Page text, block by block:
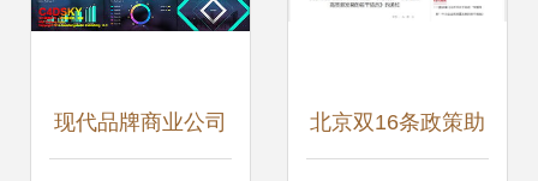
现代品牌商业公司 北京双16条政策助